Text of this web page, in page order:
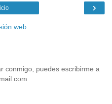
›
web
conmigo, puedes escribirme a